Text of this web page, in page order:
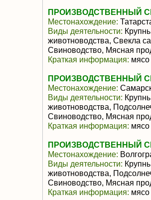
ПРОИЗВОДСТВЕННЫЙ
Местонахождение:
Виды деятельности:
животноводства, Свекла
Свиноводство, Мясная
Краткая информация: мясо
ПРОИЗВОДСТВЕННЫЙ
Местонахождение:
Виды деятельности:
животноводства,
Свиноводство, Мясная
Краткая информация: мясо
ПРОИЗВОДСТВЕННЫЙ
Местонахождение:
Виды деятельности:
животноводства,
Свиноводство, Мясная
Краткая информация: мясо